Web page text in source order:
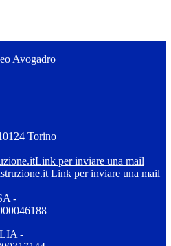
Avogadro
Torino
Link per inviare una mail
Link per inviare una mail
-
-